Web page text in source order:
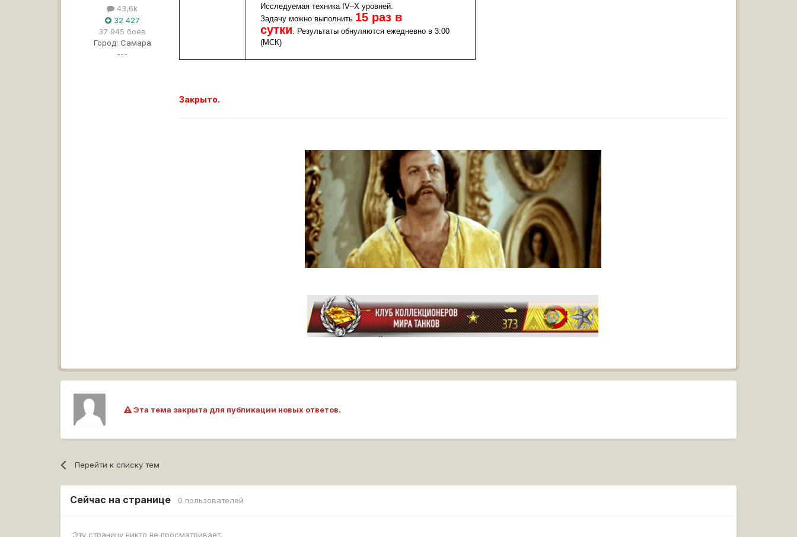
43,6k
32 427
37 945 боёв
Город: Самара
---
Исследуемая техника IV–X уровней.
Задачу можно выполнить 15 раз в
сутки
Результаты обнуляются ежедневно в 3:00
(МСК)
Закрыто.
Эта тема закрыта для публикации новых ответов.
Перейти к списку тем
Сейчас на странице 0 пользователей
Эту страницу никто не просматривает.